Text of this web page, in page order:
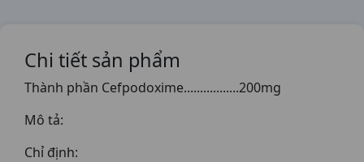
Chi tiết sản phẩm
Thành phần Cefpodoxime.................200mg
Mô tả:
Chỉ định: